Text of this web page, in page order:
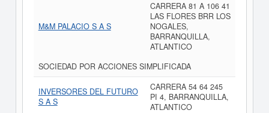
M&M PALACIO S A S
CARRERA 81 A 106 41
LAS FLORES BRR LOS
NOGALES,
BARRANQUILLA,
ATLANTICO
SOCIEDAD POR ACCIONES SIMPLIFICADA
INVERSORES DEL FUTURO
S A S
CARRERA 54 64 245
PI 4, BARRANQUILLA,
ATLANTICO